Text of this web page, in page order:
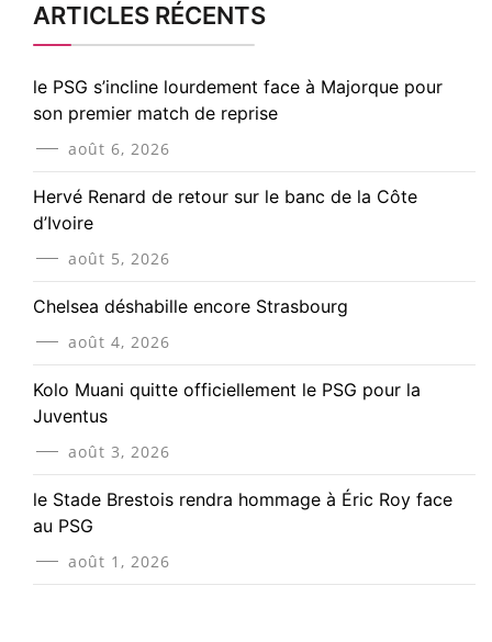
ARTICLES RÉCENTS
le PSG s’incline lourdement face à Majorque pour
son premier match de reprise
août 6, 2026
Hervé Renard de retour sur le banc de la Côte
d’Ivoire
août 5, 2026
Chelsea déshabille encore Strasbourg
août 4, 2026
Kolo Muani quitte officiellement le PSG pour la
Juventus
août 3, 2026
le Stade Brestois rendra hommage à Éric Roy face
au PSG
août 1, 2026